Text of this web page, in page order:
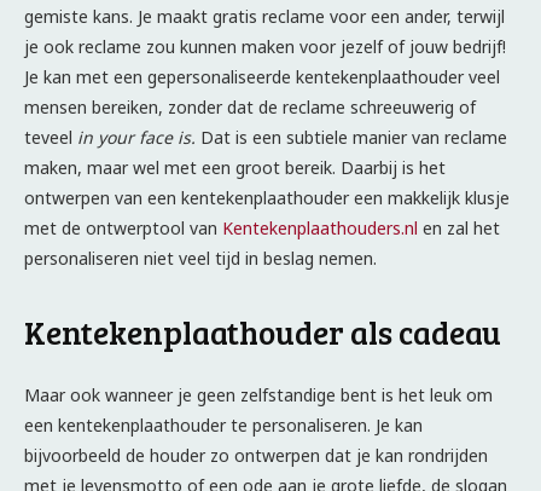
gemiste kans. Je maakt gratis reclame voor een ander, terwijl
je ook reclame zou kunnen maken voor jezelf of jouw bedrijf!
Je kan met een gepersonaliseerde kentekenplaathouder veel
mensen bereiken, zonder dat de reclame schreeuwerig of
teveel in your face is. Dat is een subtiele manier van reclame
maken, maar wel met een groot bereik. Daarbij is het
ontwerpen van een kentekenplaathouder een makkelijk klusje
met de ontwerptool van Kentekenplaathouders.nl en zal het
personaliseren niet veel tijd in beslag nemen.
Kentekenplaathouder als cadeau
Maar ook wanneer je geen zelfstandige bent is het leuk om
een kentekenplaathouder te personaliseren. Je kan
bijvoorbeeld de houder zo ontwerpen dat je kan rondrijden
met je levensmotto of een ode aan je grote liefde, de slogan